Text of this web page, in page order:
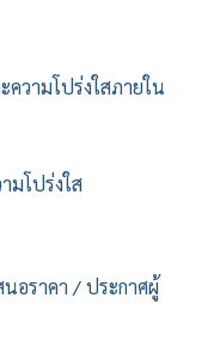
ความโปร่งใสภายใน
มโปร่งใส
นอราคา / ประกาศผู้